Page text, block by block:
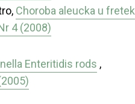
Choroba aleucka u fretek
4 (2008)
Enteritidis rods ,